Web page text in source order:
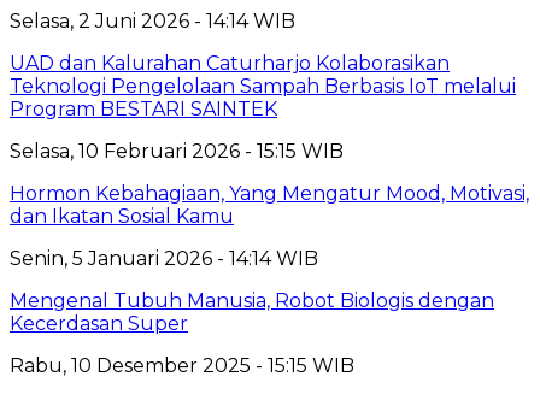
Selasa, 2 Juni 2026 - 14:14 WIB
UAD dan Kalurahan Caturharjo Kolaborasikan
Teknologi Pengelolaan Sampah Berbasis IoT melalui
Program BESTARI SAINTEK
Selasa, 10 Februari 2026 - 15:15 WIB
Hormon Kebahagiaan, Yang Mengatur Mood, Motivasi,
dan Ikatan Sosial Kamu
Senin, 5 Januari 2026 - 14:14 WIB
Mengenal Tubuh Manusia, Robot Biologis dengan
Kecerdasan Super
Rabu, 10 Desember 2025 - 15:15 WIB